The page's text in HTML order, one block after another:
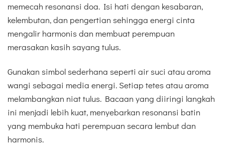
memecah resonansi doa. Isi hati dengan kesabaran,
kelembutan, dan pengertian sehingga energi cinta
mengalir harmonis dan membuat perempuan
merasakan kasih sayang tulus.
Gunakan simbol sederhana seperti air suci atau aroma
wangi sebagai media energi. Setiap tetes atau aroma
melambangkan niat tulus. Bacaan yang diiringi langkah
ini menjadi lebih kuat, menyebarkan resonansi batin
yang membuka hati perempuan secara lembut dan
harmonis.